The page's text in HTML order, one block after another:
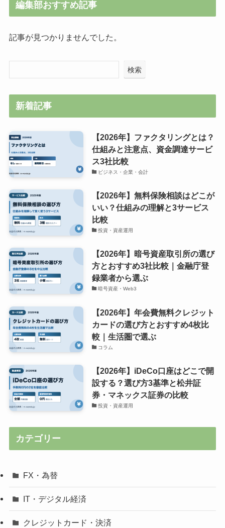
編集部おすすめ記事
記事が見つかりませんでした。
検索
新着記事
【2026年】ファクタリングとは？
仕組みと注意点、資金調達サービ
ス3社比較
ビジネス・企業・会計
【2026年】無料保険相談はどこが
いい？仕組みの理解と3サービス
比較
投資・資産運用
【2026年】暗号資産取引所の選び
方とおすすめ3社比較｜金融庁登
録業者から選ぶ
暗号資産・Web3
【2026年】年会費無料クレジット
カードの選び方とおすすめ4枚比
較｜生活圏で選ぶ
コラム
【2026年】iDeCo口座はどこで開
設する？選び方3基準と松井証
券・マネックス証券の比較
投資・資産運用
カテゴリー
FX・為替
IT・デジタル経済
クレジットカード・決済